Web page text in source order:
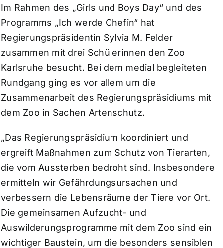
Im Rahmen des „Girls und Boys Day“ und des
Programms „Ich werde Chefin“ hat
Regierungspräsidentin Sylvia M. Felder
zusammen mit drei Schülerinnen den Zoo
Karlsruhe besucht. Bei dem medial begleiteten
Rundgang ging es vor allem um die
Zusammenarbeit des Regierungspräsidiums mit
dem Zoo in Sachen Artenschutz.
„Das Regierungspräsidium koordiniert und
ergreift Maßnahmen zum Schutz von Tierarten,
die vom Aussterben bedroht sind. Insbesondere
ermitteln wir Gefährdungsursachen und
verbessern die Lebensräume der Tiere vor Ort.
Die gemeinsamen Aufzucht- und
Auswilderungsprogramme mit dem Zoo sind ein
wichtiger Baustein, um die besonders sensiblen